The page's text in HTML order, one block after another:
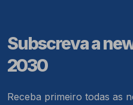
Subscreva a
2030
Receba primeiro todas as